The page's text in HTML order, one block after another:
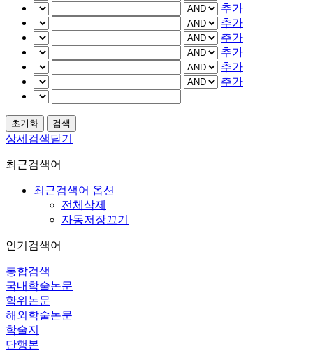
추가
추가
추가
추가
추가
추가
상세검색닫기
최근검색어
최근검색어 옵션
전체삭제
자동저장끄기
인기검색어
통합검색
국내학술논문
학위논문
해외학술논문
학술지
단행본